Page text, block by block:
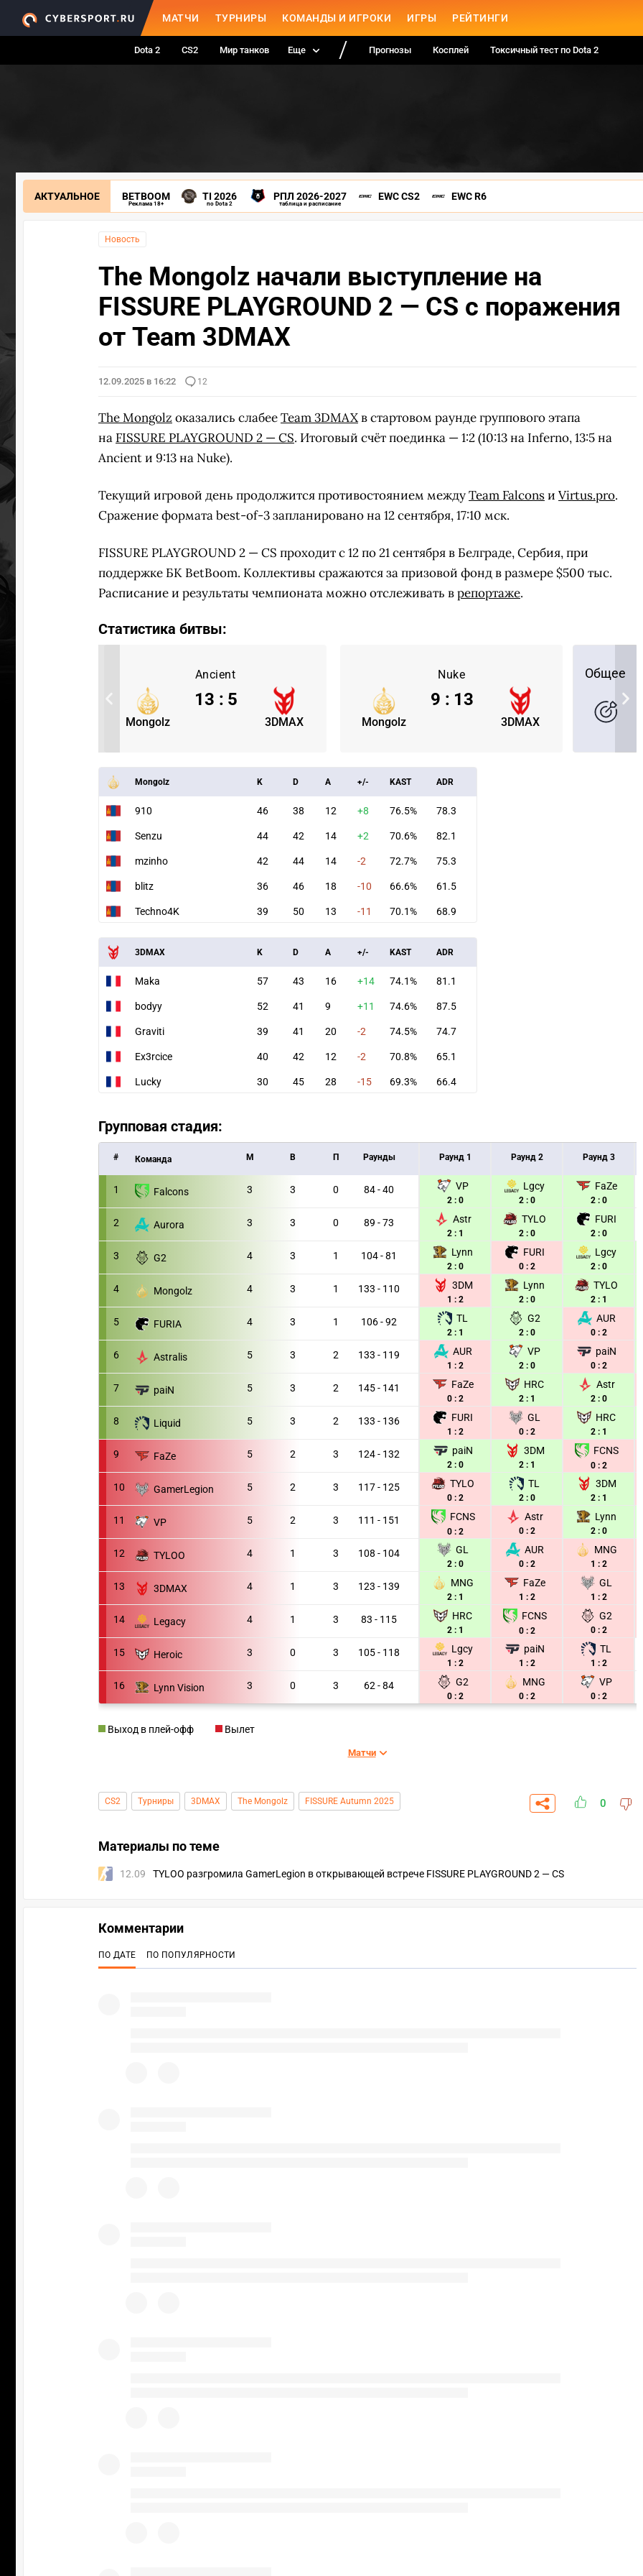
МАТЧИ ТУРНИРЫ КОМАНДЫ И ИГРОКИ ИГРЫ РЕЙТИНГИ
Dota 2 CS2 Мир танков Еще Прогнозы Косплей Токсичный тест по Dota 2
АКТУАЛЬНОЕ BETBOOM
Реклама 18+
TI 2026
по Dota 2
РПЛ 2026-2027
таблица и расписание
EWC CS2 EWC R6
Новость
The Mongolz начали выступление на
FISSURE PLAYGROUND 2 — CS с поражения
от Team 3DMAX
12.09.2025 в 16:22 12
The Mongolz оказались слабееTeam 3DMAXв стартовом раунде группового этапа
на FISSURE PLAYGROUND 2 — CS. Итоговый счёт поединка — 1:2 (10:13 на Inferno, 13:5 на
Ancient и 9:13 на Nuke).
Текущий игровой день продолжится противостоянием междуTeam Falconsи Virtus.pro.
Сражение формата best-of-3 запланировано на 12 сентября, 17:10 мск.
FISSURE PLAYGROUND 2 — CS проходит с 12 по 21 сентября в Белграде, Сербия, при
поддержке БК BetBoom. Коллективы сражаются за призовой фонд в размере $500 тыс.
Расписание и результаты чемпионата можно отслеживать врепортаже.
Статистика битвы:
Ancient
Mongolz 3DMAX
13 : 5
Nuke
Mongolz 3DMAX
9 : 13
Общее
Mongolz K D A +/- KAST ADR
910 46 38 12 +8 76.5% 78.3
Senzu 44 42 14 +2 70.6% 82.1
mzinho 42 44 14 -2 72.7% 75.3
blitz 36 46 18 -10 66.6% 61.5
Techno4K 39 50 13 -11 70.1% 68.9
3DMAX K D A +/- KAST ADR
Maka 57 43 16 +14 74.1% 81.1
bodyy 52 41 9 +11 74.6% 87.5
Graviti 39 41 20 -2 74.5% 74.7
Ex3rcice 40 42 12 -2 70.8% 65.1
Lucky 30 45 28 -15 69.3% 66.4
Групповая стадия:
# Команда M В П Раунды Раунд 1 Раунд 2 Раунд 3
1 Falcons 3 3 0 84 - 40 VP
2 : 0
Lgcy
2 : 0
FaZe
2 : 0
2 Aurora 3 3 0 89 - 73 Astr
2 : 1
TYLO
2 : 0
FURI
2 : 0
3 G2 4 3 1 104 - 81 Lynn
2 : 0
FURI
0 : 2
Lgcy
2 : 0
4 Mongolz 4 3 1 133 - 110 3DM
1 : 2
Lynn
2 : 0
TYLO
2 : 1
5 FURIA 4 3 1 106 - 92 TL
2 : 1
G2
2 : 0
AUR
0 : 2
6 Astralis 5 3 2 133 - 119 AUR
1 : 2
VP
2 : 0
paiN
0 : 2
7 paiN 5 3 2 145 - 141 FaZe
0 : 2
HRC
2 : 1
Astr
2 : 0
8 Liquid 5 3 2 133 - 136 FURI
1 : 2
GL
0 : 2
HRC
2 : 1
9 FaZe 5 2 3 124 - 132 paiN
2 : 0
3DM
2 : 1
FCNS
0 : 2
10 GamerLegion 5 2 3 117 - 125 TYLO
0 : 2
TL
2 : 0
3DM
2 : 1
11 VP 5 2 3 111 - 151 FCNS
0 : 2
Astr
0 : 2
Lynn
2 : 0
12 TYLOO 4 1 3 108 - 104 GL
2 : 0
AUR
0 : 2
MNG
1 : 2
13 3DMAX 4 1 3 123 - 139 MNG
2 : 1
FaZe
1 : 2
GL
1 : 2
14 Legacy 4 1 3 83 - 115 HRC
2 : 1
FCNS
0 : 2
G2
0 : 2
15 Heroic 3 0 3 105 - 118 Lgcy
1 : 2
paiN
1 : 2
TL
1 : 2
16 Lynn Vision 3 0 3 62 - 84 G2
0 : 2
MNG
0 : 2
VP
0 : 2
Выход в плей-офф Вылет
Матчи
CS2 Турниры 3DMAX The Mongolz FISSURE Autumn 2025 0
Материалы по теме
12.09 TYLOO разгромила GamerLegion в открывающей встрече FISSURE PLAYGROUND 2 — CS
Комментарии
ПО ДАТЕ ПО ПОПУЛЯРНОСТИ